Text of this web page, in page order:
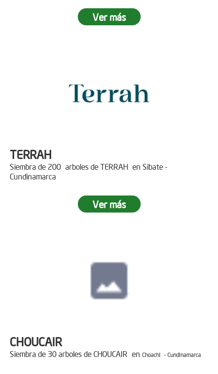
Ver más
TERRAH
Siembra de 200 arboles de TERRAH en Sibate -
Cundinamarca
Ver más
CHOUCAIR
Siembra de 30 arboles de CHOUCAIR en Choachi - Cundinamarca